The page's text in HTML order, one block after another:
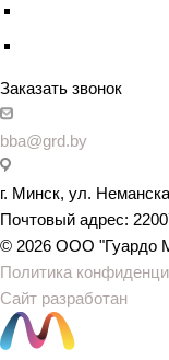
Заказать звонок
bba@grd.by
г. Минск, ул.
Почтовый адрес:
© 2026 ООО "Гуардо
Политика
Сайт разработан